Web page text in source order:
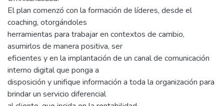
El plan comenzó con la formación de líderes, desde el
coaching, otorgándoles
herramientas para trabajar en contextos de cambio,
asumirlos de manera positiva, ser
eficientes y en la implantación de un canal de comunicación
interno digital que ponga a
disposición y unifique información a toda la organización para
brindar un servicio diferencial